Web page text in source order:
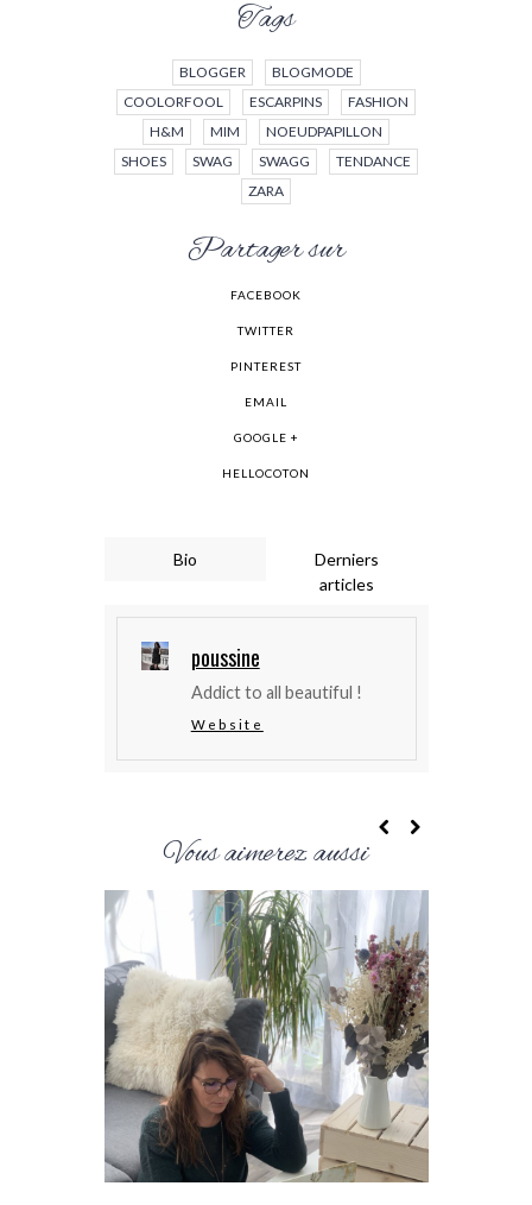
Tags
BLOGGER
BLOGMODE
COOLORFOOL
ESCARPINS
FASHION
H&M
MIM
NOEUDPAPILLON
SHOES
SWAG SWAGG
TENDANCE
ZARA
Partager sur
FACEBOOK
TWITTER
PINTEREST
EMAIL
GOOGLE +
HELLOCOTON
Bio
Derniers
articles
poussine
Addict to all beautiful !
Website
Vous aimerez aussi